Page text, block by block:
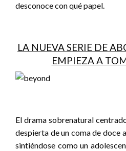
desconoce con qué papel.
LA NUEVA SERIE DE
EMPIEZA A
El drama sobrenatural
despierta de un coma de doce
sintiéndose como un